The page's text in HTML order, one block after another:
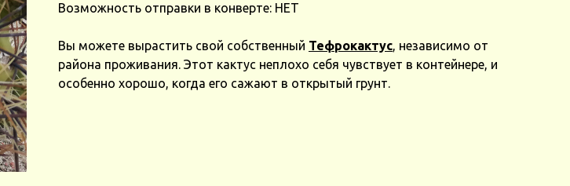
Возможность отправки в конверте: НЕТ
Вы можете вырастить свой собственный Тефрокактус, независимо от
района проживания. Этот кактус неплохо себя чувствует в контейнере, и
особенно хорошо, когда его сажают в открытый грунт.